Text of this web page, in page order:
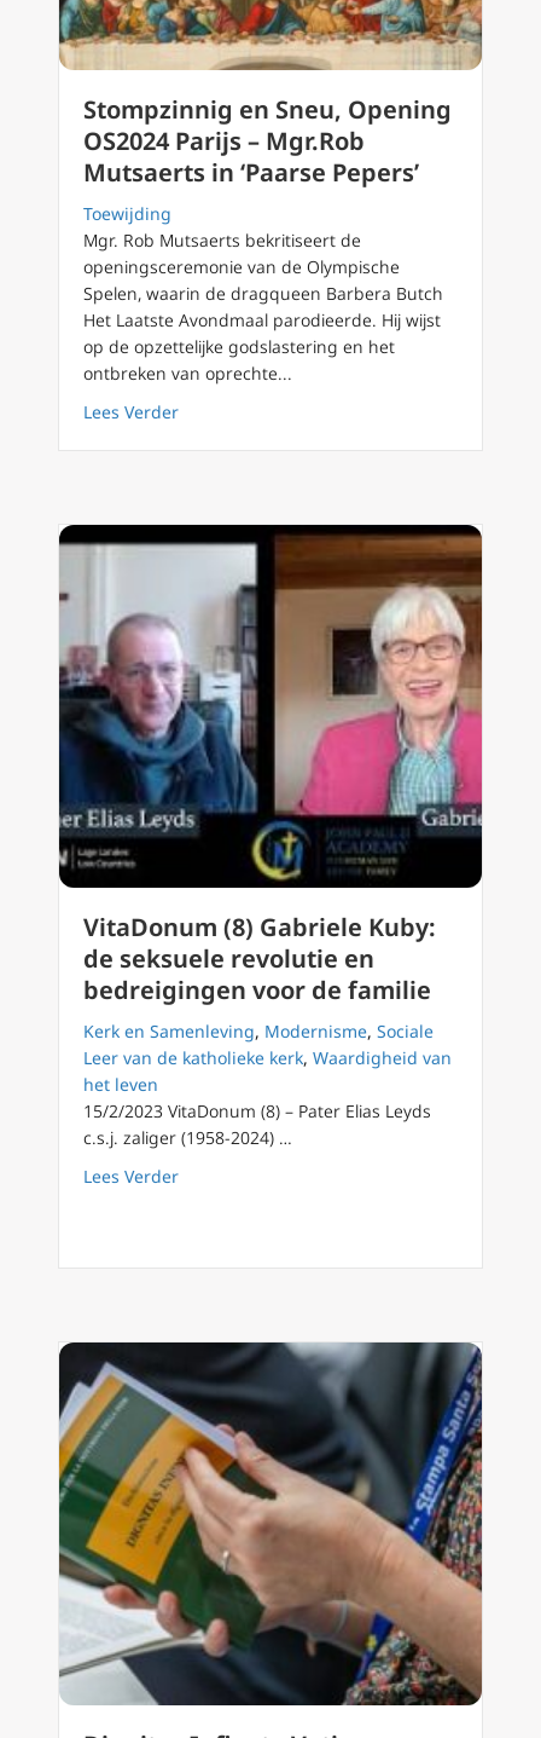
Stompzinnig en Sneu, Opening
OS2024 Parijs – Mgr.Rob
Mutsaerts in ‘Paarse Pepers’
Toewijding
Mgr. Rob Mutsaerts bekritiseert de
openingsceremonie van de Olympische
Spelen, waarin de dragqueen Barbera Butch
Het Laatste Avondmaal parodieerde. Hij wijst
op de opzettelijke godslastering en het
ontbreken van oprechte...
Lees Verderabout Stompzinnig en Sneu, Opening
VitaDonum (8) Gabriele Kuby:
de seksuele revolutie en
bedreigingen voor de familie
Kerk en Samenleving, Modernisme, Sociale
Leer van de katholieke kerk, Waardigheid van
het leven
15/2/2023 VitaDonum (8) – Pater Elias Leyds
c.s.j. zaliger (1958-2024) …
Lees Verderabout VitaDonum (8) Gabriele Kuby: de